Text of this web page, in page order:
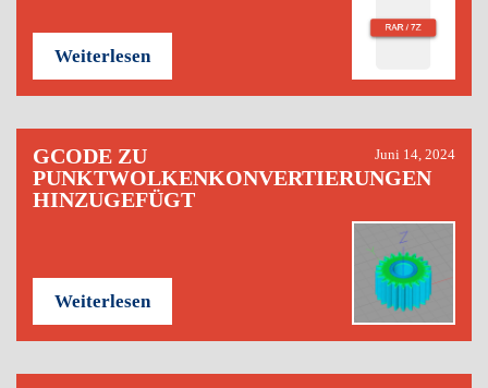
Weiterlesen
GCODE ZU
PUNKTWOLKENKONVERTIERUNGEN
HINZUGEFÜGT
Juni 14, 2024
Weiterlesen